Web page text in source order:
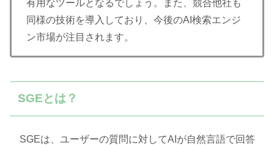
有用なツールとなるでしょう。また、競合他社も
同様の技術を導入しており、今後のAI検索エンジ
ン市場が注目されます。
SGEとは？
SGEは、ユーザーの質問に対してAIが自然言語で回答